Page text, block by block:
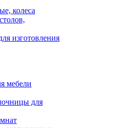
колеса
изготовления
мебели
для